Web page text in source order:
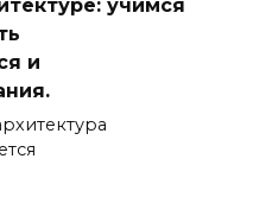
учимся
и